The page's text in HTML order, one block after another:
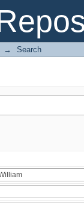
→ Search